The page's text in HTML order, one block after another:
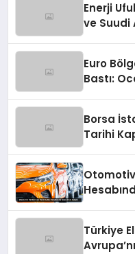
Enerji
ve Suudi
Euro
Bastı:
Borsa
Tarihi
Türkiye